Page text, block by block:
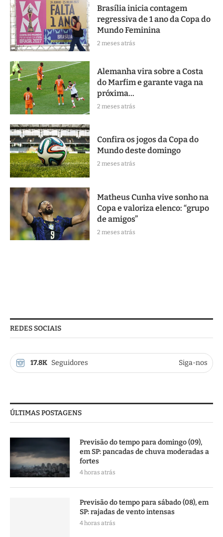
Brasília inicia contagem
regressiva de 1 ano da Copa do
Mundo Feminina
2 meses atrás
Alemanha vira sobre a Costa
do Marfim e garante vaga na
próxima...
2 meses atrás
Confira os jogos da Copa do
Mundo deste domingo
2 meses atrás
Matheus Cunha vive sonho na
Copa e valoriza elenco: “grupo
de amigos”
2 meses atrás
REDES SOCIAIS
17.8K Seguidores Siga-nos
ÚLTIMAS POSTAGENS
Previsão do tempo para domingo (09),
em SP: pancadas de chuva moderadas a
fortes
4 horas atrás
Previsão do tempo para sábado (08), em
SP: rajadas de vento intensas
4 horas atrás